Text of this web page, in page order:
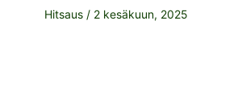
Hitsaus / 2 kesäkuun, 2025